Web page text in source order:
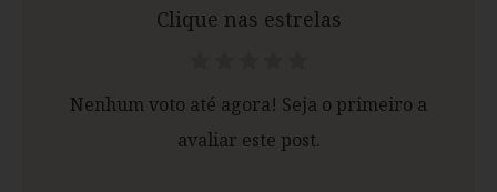
Clique nas estrelas
Nenhum voto até agora! Seja o primeiro a
avaliar este post.